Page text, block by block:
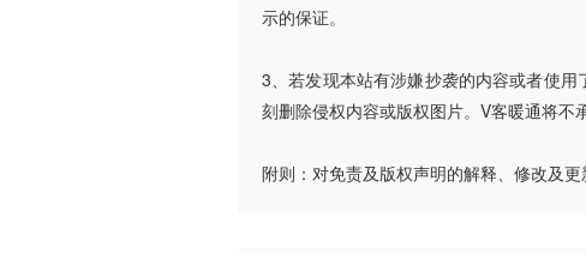
示的保证。
3、若发现本站有涉嫌抄袭的内容或者使
刻删除侵权内容或版权图片。V客暖通将不
附则：对免责及版权声明的解释、修改及更